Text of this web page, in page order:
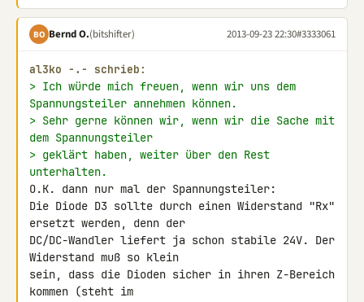
BO Bernd O.(bitshifter) 2013-09-23 22:30#3333061
al3ko -.- schrieb:
> Ich würde mich freuen, wenn wir uns dem
Spannungsteiler annehmen können.
> Sehr gerne können wir, wenn wir die Sache mit
dem Spannungsteiler
> geklärt haben, weiter über den Rest
unterhalten.
O.K. dann nur mal der Spannungsteiler:
Die Diode D3 sollte durch einen Widerstand "Rx"
ersetzt werden, denn der
DC/DC-Wandler liefert ja schon stabile 24V. Der
Widerstand muß so klein
sein, dass die Dioden sicher in ihren Z-Bereich
kommen (steht im